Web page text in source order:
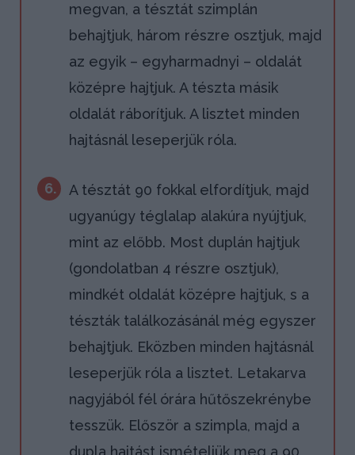
megvan, a tésztát szimplán
behajtjuk, három részre osztjuk, majd
az egyik – egyharmadnyi – oldalát
középre hajtjuk. A tészta másik
oldalát ráborítjuk. A lisztet minden
hajtásnál leseperjük róla.
6.
A tésztát 90 fokkal elfordítjuk, majd
ugyanúgy téglalap alakúra nyújtjuk,
mint az előbb. Most duplán hajtjuk
(gondolatban 4 részre osztjuk),
mindkét oldalát középre hajtjuk, s a
tészták találkozásánál még egyszer
behajtjuk. Eközben minden hajtásnál
leseperjük róla a lisztet. Letakarva
nagyjából fél órára hűtőszekrénybe
tesszük. Először a szimpla, majd a
dupla hajtást ismételjük meg a 90